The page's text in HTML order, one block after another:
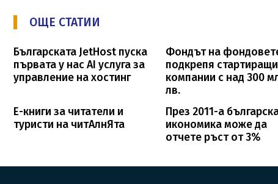
ОЩЕ СТАТИИ
Българската JetHost пуска
първата у нас AI услуга за
управление на хостинг
Фондът на
подкрепя стартиращи
компании с над 300
лв.
Е-книги за читатели и
туристи на читАлнЯта
През 2011-а
икономика може да
отчете ръст от 3%